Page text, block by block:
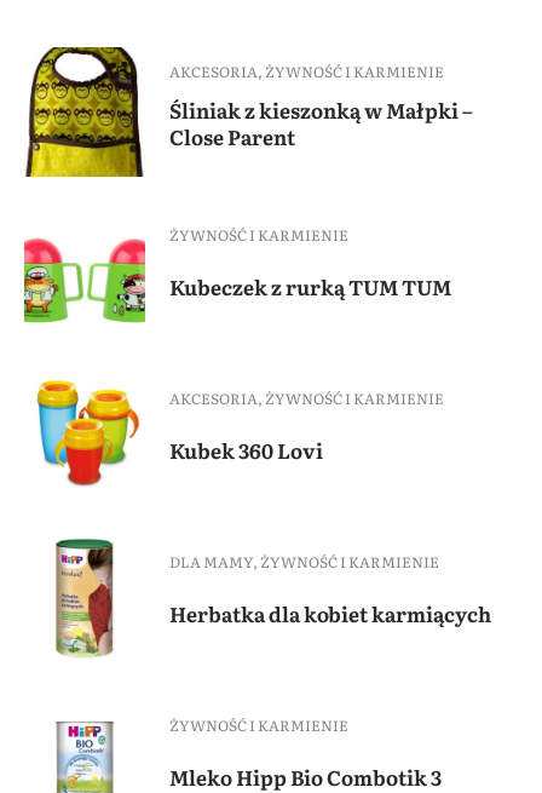
AKCESORIA,ŻYWNOŚĆ I KARMIENIE
Śliniak z kieszonką w Małpki –
Close Parent
ŻYWNOŚĆ I KARMIENIE
Kubeczek z rurką TUM TUM
AKCESORIA,ŻYWNOŚĆ I KARMIENIE
Kubek 360 Lovi
DLA MAMY,ŻYWNOŚĆ I KARMIENIE
Herbatka dla kobiet karmiących
ŻYWNOŚĆ I KARMIENIE
Mleko Hipp Bio Combotik 3